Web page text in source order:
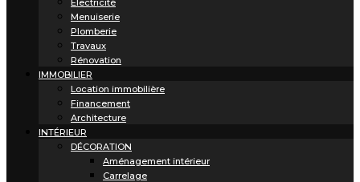
Électricité
Menuiserie
Plomberie
Travaux
Rénovation
IMMOBILIER
Location immobilière
Financement
Architecture
INTÉRIEUR
DÉCORATION
Aménagement intérieur
Carrelage